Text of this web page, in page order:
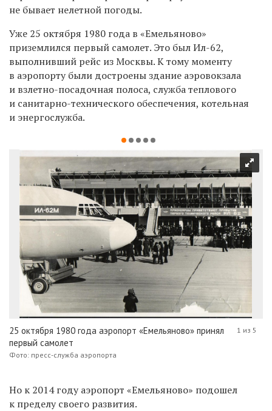
не бывает нелетной погоды.
Уже 25 октября 1980 года в «Емельяново»
приземлился первый самолет. Это был Ил-62,
выполнивший рейс из Москвы. К тому моменту
в аэропорту были достроены здание аэровокзала
и взлетно-посадочная полоса, служба теплового
и санитарно-технического обеспечения, котельная
и энергослужба.
25 октября 1980 года аэропорт «Емельяново» принял
первый самолет
Фото: пресс-служба аэропорта
1 из 5
Но к 2014 году аэропорт «Емельяново» подошел
к пределу своего развития.